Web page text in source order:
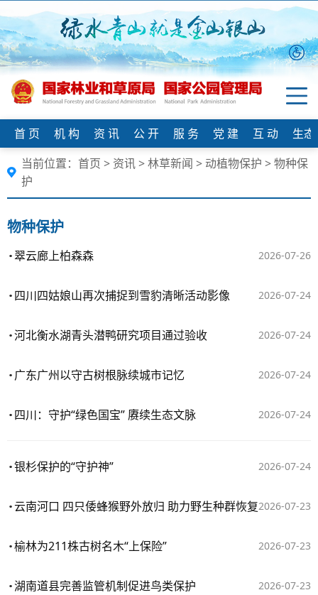
首 页 机 构 资 讯 公 开 服 务 党 建 互 动
生
当前位置： 首页 > 资讯>林草新闻 > 动植物保护 >物种保
护
物种保护
2026-07-26
翠云廊上柏森森
2026-07-24
四川四姑娘山再次捕捉到雪豹清晰活动影像
2026-07-24
河北衡水湖青头潜鸭研究项目通过验收
2026-07-24
广东广州以守古树根脉续城市记忆
2026-07-24
四川：守护“绿色国宝” 赓续生态文脉
2026-07-24
银杉保护的“守护神”
2026-07-23
云南河口 四只倭蜂猴野外放归 助力野生种群恢复
2026-07-23
榆林为211株古树名木“上保险”
2026-07-23
湖南道县完善监管机制促进鸟类保护